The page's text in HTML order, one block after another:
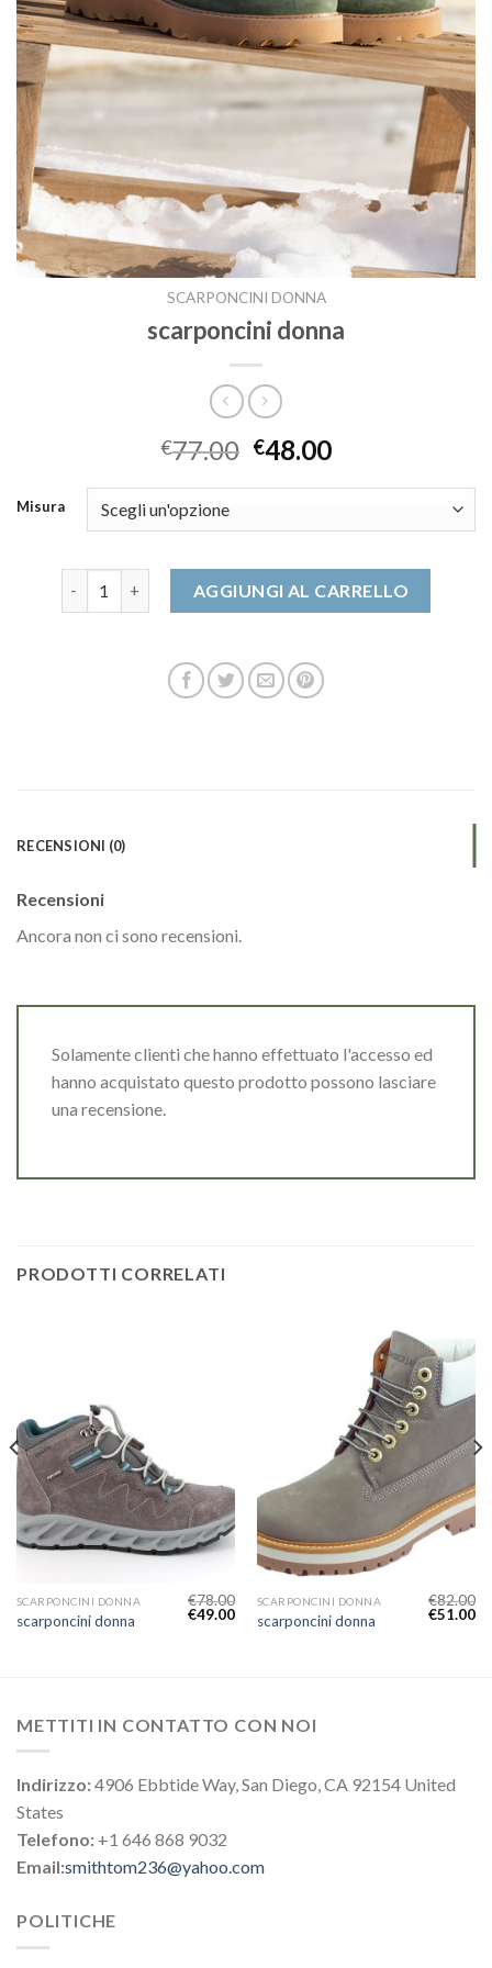
SCARPONCINI DONNA
scarponcini donna
€77.00 €48.00
Misura
AGGIUNGI AL CARRELLO
RECENSIONI (0)
Recensioni
Ancora non ci sono recensioni.
Solamente clienti che hanno effettuato l'accesso ed
hanno acquistato questo prodotto possono lasciare
una recensione.
PRODOTTI CORRELATI
SCARPONCINI DONNA
scarponcini donna
€78.00
€49.00
SCARPONCINI DONNA
scarponcini donna
€82.00
€51.00
METTITI IN CONTATTO CON NOI
Indirizzo:4906 Ebbtide Way, San Diego, CA 92154 United
States
Telefono: +1 646 868 9032
Email:smithtom236@yahoo.com
POLITICHE